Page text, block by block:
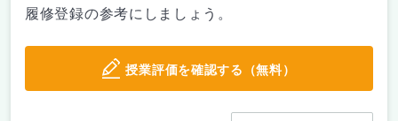
履修登録の参考にしましょう。
授業評価を確認する（無料）